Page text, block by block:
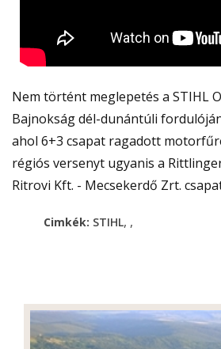
Nem történt meglepetés a STIHL
Bajnokság dél-dunántúli
ahol 6+3 csapat ragadott
régiós versenyt ugyanis a
Ritrovi Kft. - Mecsekerdő Zrt.
Cimkék: STIHL, ,